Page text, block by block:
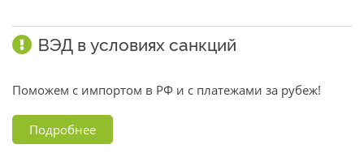
ВЭД в условиях санкций
Поможем с импортом в РФ и с платежами за рубеж!
Подробнее